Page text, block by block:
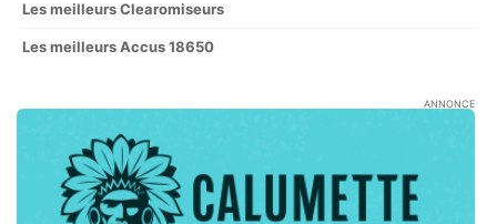
Les meilleurs Clearomiseurs
Les meilleurs Accus 18650
ANNONCE